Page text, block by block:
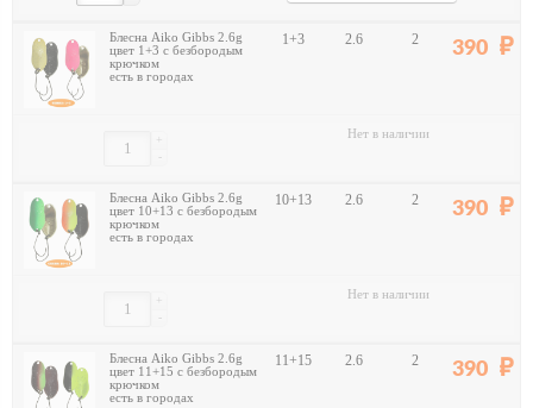
Блесна Aiko Gibbs 2.6g
цвет 1+3 с безбородым
крючком
есть в городах
1+3 2.6 2 390
-
+ Нет в наличии
Блесна Aiko Gibbs 2.6g
цвет 10+13 с безбородым
крючком
есть в городах
10+13 2.6 2 390
-
+ Нет в наличии
Блесна Aiko Gibbs 2.6g
цвет 11+15 с безбородым
крючком
есть в городах
11+15 2.6 2 390